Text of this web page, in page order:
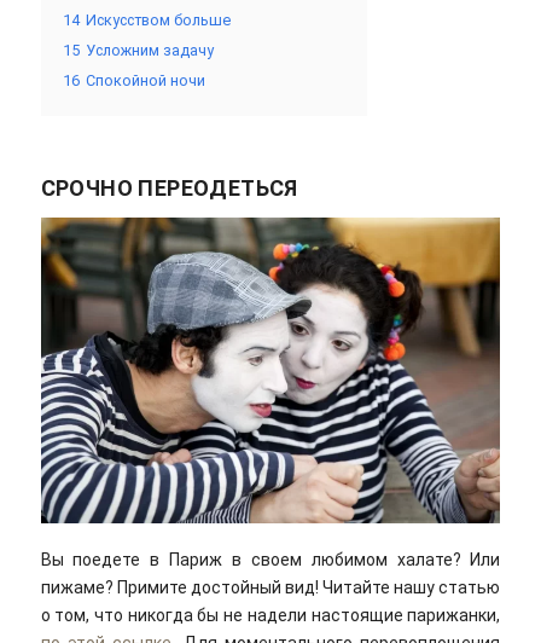
14 Искусством больше
15 Усложним задачу
16 Спокойной ночи
СРОЧНО ПЕРЕОДЕТЬСЯ
Вы поедете в Париж в своем любимом халате? Или
пижаме? Примите достойный вид! Читайте нашу статью
о том, что никогда бы не надели настоящие парижанки,